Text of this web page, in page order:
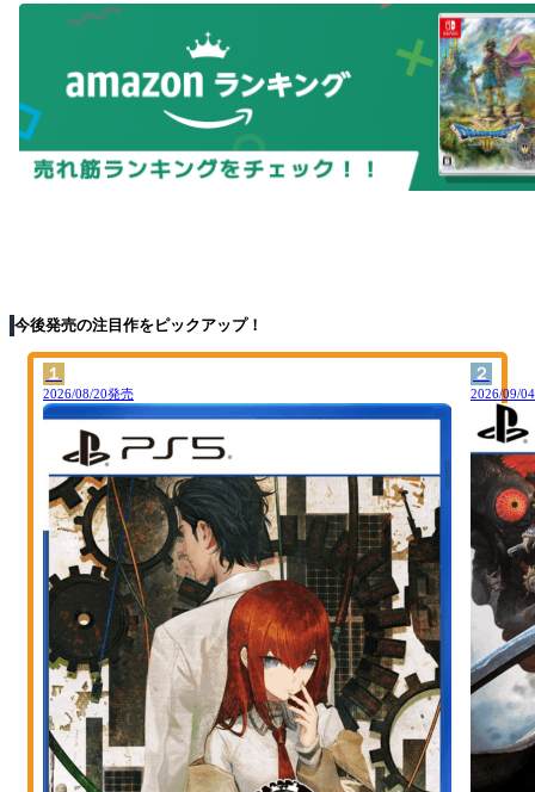
今後発売の注目作をピックアップ！
１
2026/08/20発売
２
2026/09/